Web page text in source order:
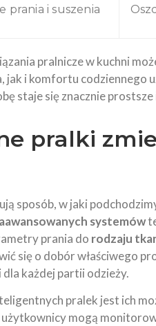
prania i suszenia
pralnicze w kuchni
jak i komfortu codziennego
staje się znacznie
pralki
sposób, w jaki
systemów
prania do rodzaju
się o dobór właściwego
każdej partii odzieży.
pralek jest ich
mogą